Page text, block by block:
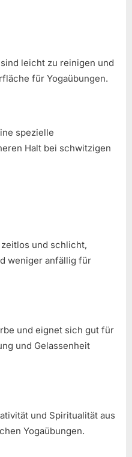
leicht zu reinigen und
für Yogaübungen.
spezielle
Halt bei schwitzigen
und schlicht,
weniger anfällig für
und eignet sich gut für
und Gelassenheit
und Spiritualität aus
Yogaübungen.